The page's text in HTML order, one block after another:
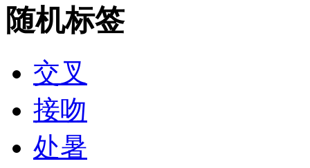
随机标签
交叉
接吻
处暑